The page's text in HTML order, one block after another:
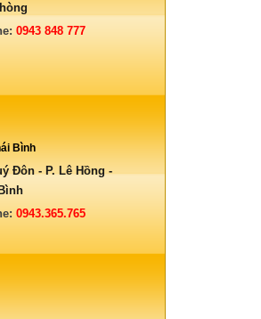
0943 848 777
Bình
Đôn - P. Lê Hồng -
0943.365.765